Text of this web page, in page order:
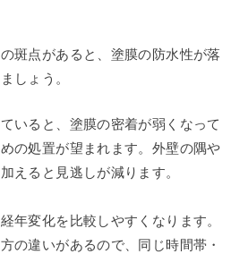
斑点があると、塗膜の防水性が落
しょう。
いると、塗膜の密着が弱くなって
の処置が望まれます。外壁の隅や
えると見逃しが減ります。
年変化を比較しやすくなります。
の違いがあるので、同じ時間帯・